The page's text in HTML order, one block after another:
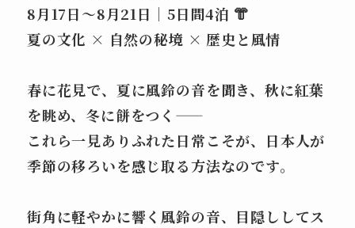
8月17日〜8月21日｜5日間4泊 👘
夏の文化 × 自然の秘境 × 歴史と風情
春に花見で、夏に風鈴の音を聞き、秋に紅葉
を眺め、冬に餅をつく——
これら一見ありふれた日常こそが、日本人が
季節の移ろいを感じ取る方法なのです。
街角に軽やかに響く風鈴の音、目隠ししてス